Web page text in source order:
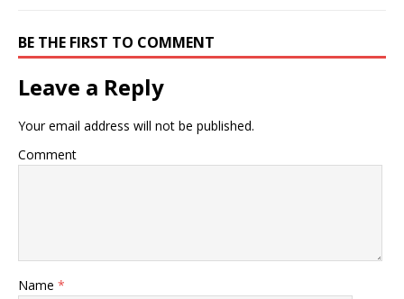
BE THE FIRST TO COMMENT
Leave a Reply
Your email address will not be published.
Comment
Name *